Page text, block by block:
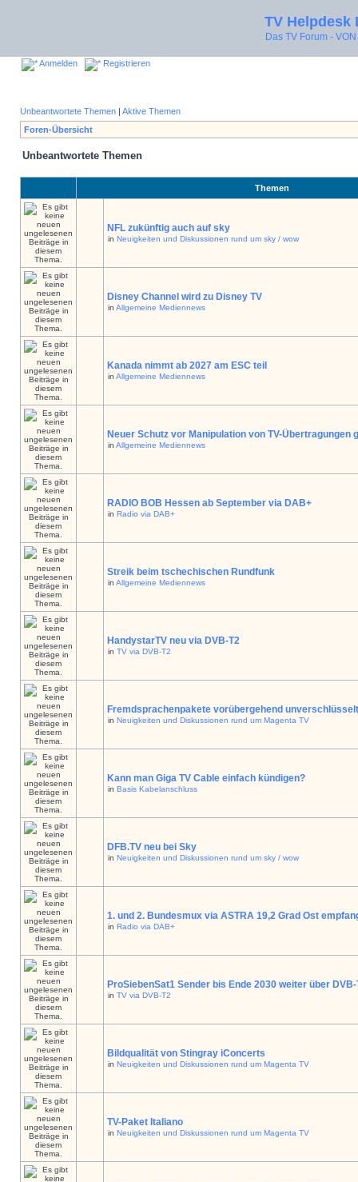
TV Helpdesk
Das TV Forum -
Anmelden Registrieren
Unbeantwortete Themen | Aktive Themen
Foren-Übersicht
Unbeantwortete Themen
Themen
NFL zukünftig auch auf sky
in Neuigkeiten und Diskussionen rund um sky / wow
Disney Channel wird zu Disney TV
in Allgemeine Mediennews
Kanada nimmt ab 2027 am ESC teil
in Allgemeine Mediennews
Neuer Schutz vor Manipulation von TV-Übertragungen
in Allgemeine Mediennews
RADIO BOB Hessen ab September via DAB+
in Radio via DAB+
Streik beim tschechischen Rundfunk
in Allgemeine Mediennews
HandystarTV neu via DVB-T2
in TV via DVB-T2
Fremdsprachenpakete vorübergehend
in Neuigkeiten und Diskussionen rund um Magenta TV
Kann man Giga TV Cable einfach kündigen?
in Basis Kabelanschluss
DFB.TV neu bei Sky
in Neuigkeiten und Diskussionen rund um sky / wow
1. und 2. Bundesmux via ASTRA 19,2 Grad Ost
in Radio via DAB+
ProSiebenSat1 Sender bis Ende 2030 weiter über DVB-
in TV via DVB-T2
Bildqualität von Stingray iConcerts
in Neuigkeiten und Diskussionen rund um Magenta TV
TV-Paket Italiano
in Neuigkeiten und Diskussionen rund um Magenta TV